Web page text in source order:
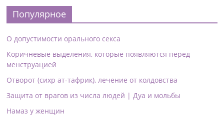
Популярное
О допустимости орального секса
Коричневые выделения, которые появляются перед
менструацией
Отворот (сихр ат-тафрик), лечение от колдовства
Защита от врагов из числа людей | Дуа и мольбы
Намаз у женщин